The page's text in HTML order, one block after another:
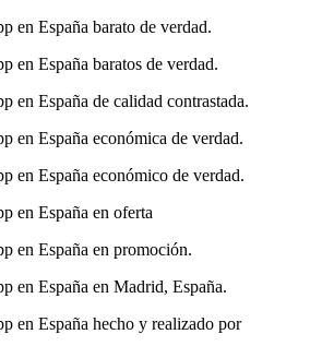
en España barato de verdad.
en España baratos de verdad.
en España de calidad contrastada.
en España económica de verdad.
en España económico de verdad.
en España en oferta
en España en promoción.
en España en Madrid, España.
en España hecho y realizado por